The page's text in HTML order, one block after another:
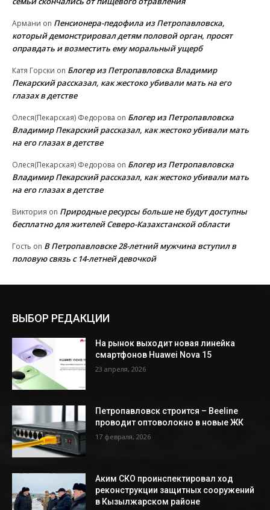
Армани on Пенсионера-педофила из Петропавловска,
который демонстрировал детям половой орган, просят
оправдать и возместить ему моральный ущерб
Катя Горски on Блогер из Петропавловска Владимир
Пекарский рассказал, как жестоко убивали мать на его
глазах в детстве
Олеся(Пекарская) Федорова on Блогер из Петропавловска
Владимир Пекарский рассказал, как жестоко убивали мать
на его глазах в детстве
Олеся(Пекарская) Федорова on Блогер из Петропавловска
Владимир Пекарский рассказал, как жестоко убивали мать
на его глазах в детстве
Виктория on Природные ресурсы больше не будут доступны
бесплатно для жителей Северо-Казахстанской области
Гость on В Петропавловске 28-летний мужчина вступил в
половую связь с 14-летней девочкой
ВЫБОР РЕДАКЦИИ
На рынок выходит новая линейка
смартфонов Huawei Nova 15
23 апреля, 2026
Петропавловск строится – Beeline
проводит оптоволокно в новые ЖК
17 февраля, 2026
Аким СКО проинспектировал ход
реконструкции защитных сооружений
в Кызылжарском районе